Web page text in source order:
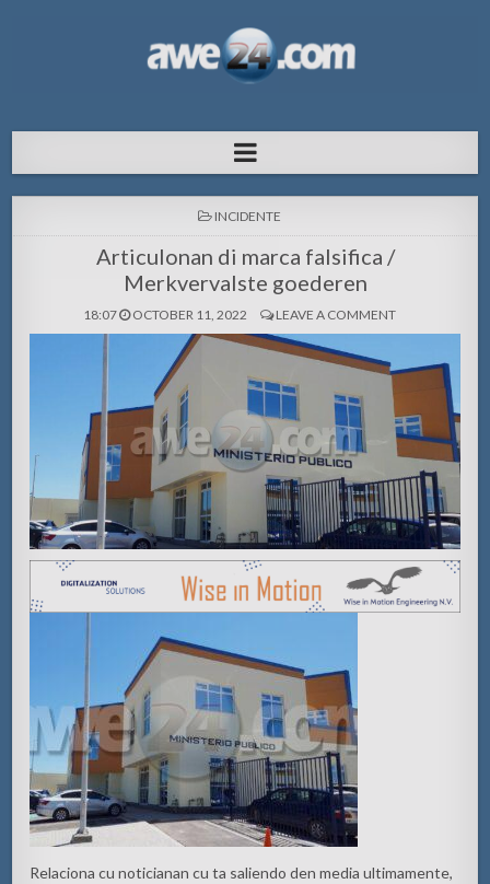
pa Aruba
POSTED
INCIDENTE
Articulonan di marca falsifica /
Merkvervalste goederen
18:07 OCTOBER 11, 2022 LEAVE A COMMENT
Relaciona cunoticianan cu ta saliendo den media ultimamente,